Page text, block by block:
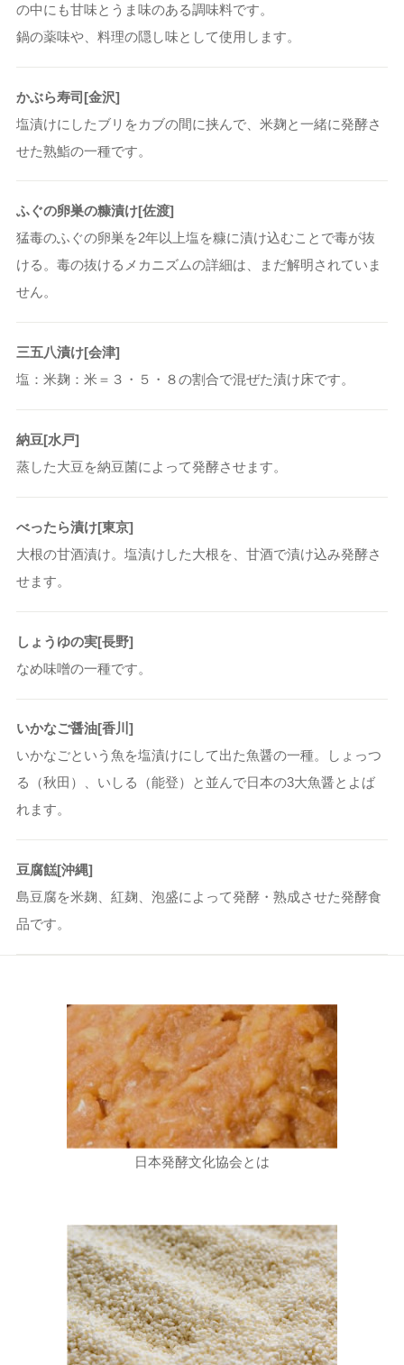
の中にも甘味とうま味のある調味料です。
鍋の薬味や、料理の隠し味として使用します。
かぶら寿司[金沢]
塩漬けにしたブリをカブの間に挟んで、米麹と一緒に発酵さ
せた熟鮨の一種です。
ふぐの卵巣の糠漬け[佐渡]
猛毒のふぐの卵巣を2年以上塩を糠に漬け込むことで毒が抜
ける。毒の抜けるメカニズムの詳細は、まだ解明されていま
せん。
三五八漬け[会津]
塩：米麹：米＝３・５・８の割合で混ぜた漬け床です。
納豆[水戸]
蒸した大豆を納豆菌によって発酵させます。
べったら漬け[東京]
大根の甘酒漬け。塩漬けした大根を、甘酒で漬け込み発酵さ
せます。
しょうゆの実[長野]
なめ味噌の一種です。
いかなご醤油[香川]
いかなごという魚を塩漬けにして出た魚醤の一種。しょっつ
る（秋田）、いしる（能登）と並んで日本の3大魚醤とよば
れます。
豆腐餻[沖縄]
島豆腐を米麹、紅麹、泡盛によって発酵・熟成させた発酵食
品です。
日本発酵文化協会とは